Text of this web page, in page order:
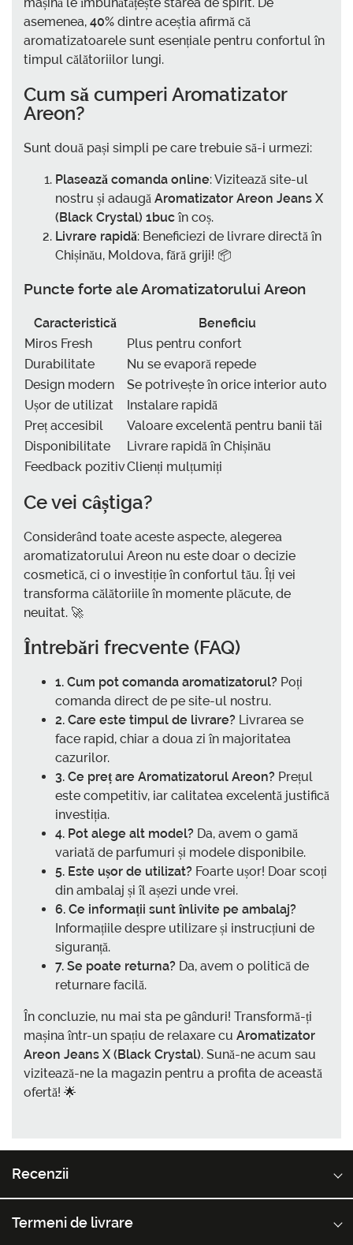
asemenea, 40% dintre aceștia afirmă că
aromatizatoarele sunt esențiale pentru confortul în
timpul călătoriilor lungi.
Cum să cumperi Aromatizator
Areon?
Sunt două pași simpli pe care trebuie să-i urmezi:
Plasează comanda online: Vizitează site-ul
nostru și adaugă Aromatizator Areon Jeans X
(Black Crystal) 1bucîn coș.
Livrare rapidă: Beneficiezi de livrare directă în
Chișinău, Moldova, fără griji! 📦
Puncte forte ale Aromatizatorului Areon
Caracteristică
Beneficiu
Miros Fresh
Plus pentru confort
Durabilitate
Nu se evaporă repede
Design modern
Se potrivește în orice interior auto
Ușor de utilizat
Instalare rapidă
Preț accesibil
Valoare excelentă pentru banii tăi
Disponibilitate
Livrare rapidă în Chișinău
Feedback pozitivClienți mulțumiți
Ce vei câștiga?
Considerând toate aceste aspecte, alegerea
aromatizatorului Areon nu este doar o decizie
cosmetică, ci o investiție în confortul tău. Îți vei
transforma călătoriile în momente plăcute, de
neuitat. 🚀
Întrebări frecvente (FAQ)
1. Cum pot comanda aromatizatorul? Poți
comanda direct de pe site-ul nostru.
2. Care este timpul de livrare? Livrarea se
face rapid, chiar a doua zi în majoritatea
cazurilor.
3. Ce preț are Aromatizatorul Areon? Prețul
este competitiv, iar calitatea excelentă justifică
investiția.
4. Pot alege alt model? Da, avem o gamă
variată de parfumuri și modele disponibile.
5. Este ușor de utilizat? Foarte ușor! Doar scoți
din ambalaj și îl așezi unde vrei.
6. Ce informații sunt înlivite pe ambalaj?
Informațiile despre utilizare și instrucțiuni de
siguranță.
7. Se poate returna? Da, avem o politică de
returnare facilă.
În concluzie, nu mai sta pe gânduri! Transformă-ți
mașina într-un spațiu de relaxare cu Aromatizator
Areon Jeans X (Black Crystal). Sună-ne acum sau
vizitează-ne la magazin pentru a profita de această
ofertă! 🌟
Recenzii
Termeni de livrare